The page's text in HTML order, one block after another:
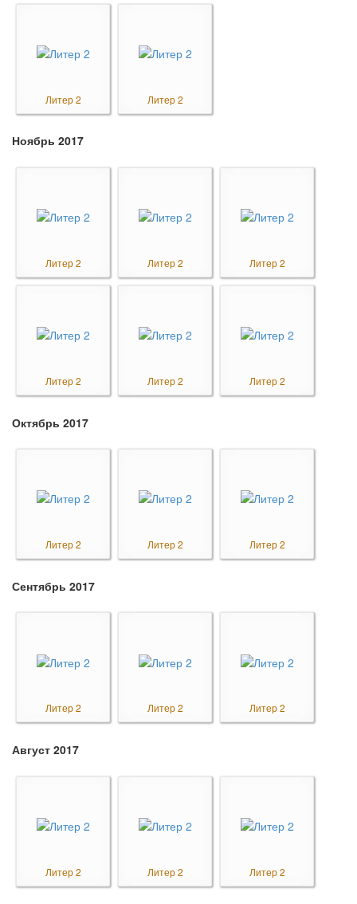
Литер 2 Литер 2
Ноябрь 2017
Литер 2 Литер 2 Литер 2
Литер 2 Литер 2 Литер 2
Октябрь 2017
Литер 2 Литер 2 Литер 2
Сентябрь 2017
Литер 2 Литер 2 Литер 2
Август 2017
Литер 2 Литер 2 Литер 2